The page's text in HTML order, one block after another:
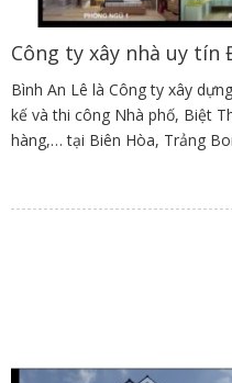
Công ty xây nhà uy tín
Bình An Lê là Công ty xây
kế và thi công Nhà phố, Biệt
hàng,… tại Biên Hòa, Trảng